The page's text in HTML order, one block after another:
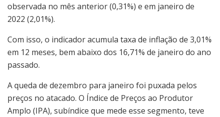
observada no mês anterior (0,31%) e em janeiro de
2022 (2,01%).
Com isso, o indicador acumula taxa de inflação de 3,01%
em 12 meses, bem abaixo dos 16,71% de janeiro do ano
passado.
A queda de dezembro para janeiro foi puxada pelos
preços no atacado. O Índice de Preços ao Produtor
Amplo (IPA), subíndice que mede esse segmento, teve